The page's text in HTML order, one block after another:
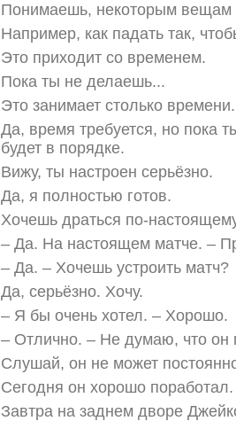
Понимаешь, некоторым вещам
Например, как падать так,
Это приходит со временем.
Пока ты не делаешь...
Это занимает столько времени.
Да, время требуется, но пока
будет в порядке.
Вижу, ты настроен серьёзно.
Да, я полностью готов.
Хочешь драться по-
– Да. На настоящем матче. –
– Да. – Хочешь устроить матч?
Да, серьёзно. Хочу.
– Я бы очень хотел. – Хорошо.
– Отлично. – Не думаю, что он
Слушай, он не может
Сегодня он хорошо
Завтра на заднем дворе